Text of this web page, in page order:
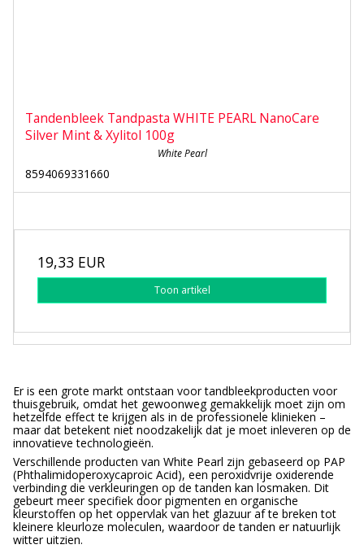
Tandenbleek Tandpasta WHITE PEARL NanoCare
Silver Mint & Xylitol 100g
White Pearl
8594069331660
19,33 EUR
Toon artikel
Er is een grote markt ontstaan voor tandbleekproducten voor
thuisgebruik, omdat het gewoonweg gemakkelijk moet zijn om
hetzelfde effect te krijgen als in de professionele klinieken –
maar dat betekent niet noodzakelijk dat je moet inleveren op de
innovatieve technologieën.
Verschillende producten van White Pearl zijn gebaseerd op PAP
(Phthalimidoperoxycaproic Acid), een peroxidvrije oxiderende
verbinding die verkleuringen op de tanden kan losmaken. Dit
gebeurt meer specifiek door pigmenten en organische
kleurstoffen op het oppervlak van het glazuur af te breken tot
kleinere kleurloze moleculen, waardoor de tanden er natuurlijk
witter uitzien.